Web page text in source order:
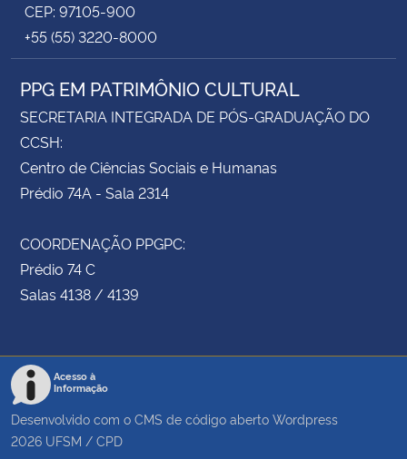
CEP: 97105-900
+55 (55) 3220-8000
PPG EM PATRIMÔNIO CULTURAL
SECRETARIA INTEGRADA DE PÓS-GRADUAÇÃO DO
CCSH:
Centro de Ciências Sociais e Humanas
Prédio 74A - Sala 2314
COORDENAÇÃO PPGPC:
Prédio 74 C
Salas 4138 / 4139
Acesso à
Informação
Desenvolvido com o CMS de código aberto Wordpress
2026 UFSM / CPD